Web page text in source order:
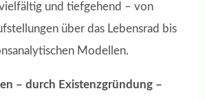
und tiefgehend – von
über das Lebensrad bis
Modellen.
– durch Existenzgründung –